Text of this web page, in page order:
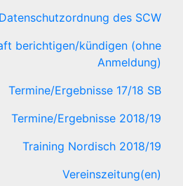
Datenschutzordnung des SCW
berichtigen/kündigen (ohne
Anmeldung)
Termine/Ergebnisse 17/18 SB
Termine/Ergebnisse 2018/19
Training Nordisch 2018/19
Vereinszeitung(en)